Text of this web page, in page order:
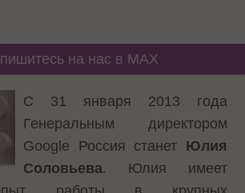
на нас в MAX
С 31 января 2013 года
Генеральным директором
Google Россия станет Юлия
Соловьева. Юлия имеет